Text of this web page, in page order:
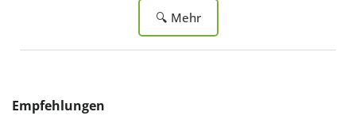
🔍 Mehr
Produktgalerie überspringen
Empfehlungen